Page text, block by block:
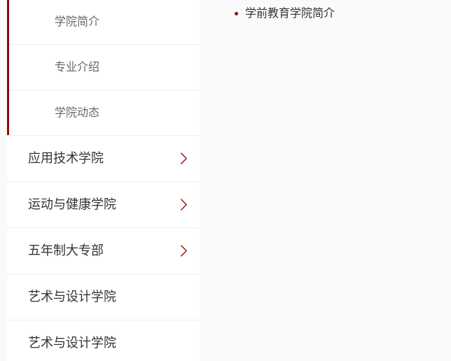
学院简介
专业介绍
学院动态
应用技术学院
运动与健康学院
五年制大专部
艺术与设计学院
艺术与设计学院
学前教育学院简介